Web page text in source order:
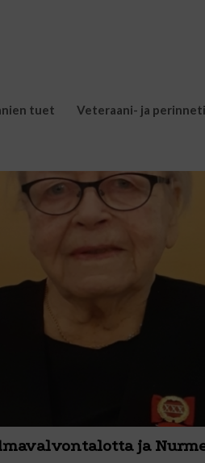
tuet Veteraani- ja
ja